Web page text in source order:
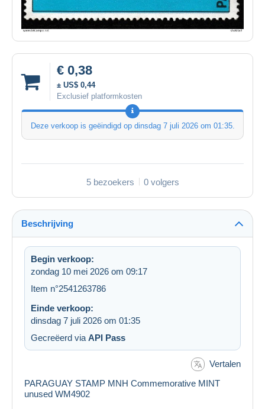
€ 0,38
± US$ 0,44
Exclusief platformkosten
Deze verkoop is geëindigd op dinsdag 7 juli 2026 om 01:35.
5 bezoekers 0 volgers
Beschrijving
Begin verkoop:
zondag 10 mei 2026 om 09:17
Item n°2541263786
Einde verkoop:
dinsdag 7 juli 2026 om 01:35
Gecreëerd via API Pass
Vertalen
PARAGUAY STAMP MNH Commemorative MINT
unused WM4902